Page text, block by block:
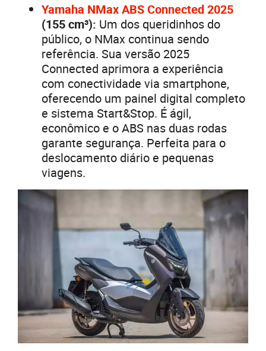
Yamaha NMax ABS Connected 2025
(155 cm³): Um dos queridinhos do
público, o NMax continua sendo
referência. Sua versão 2025
Connected aprimora a experiência
com conectividade via smartphone,
oferecendo um painel digital completo
e sistema Start&Stop. É ágil,
econômico e o ABS nas duas rodas
garante segurança. Perfeita para o
deslocamento diário e pequenas
viagens.